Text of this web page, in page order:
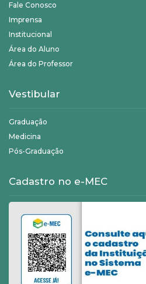
Fale Conosco
Imprensa
Institucional
Área do Aluno
Área do Professor
Vestibular
Graduação
Medicina
Pós-Graduação
Cadastro no e-MEC